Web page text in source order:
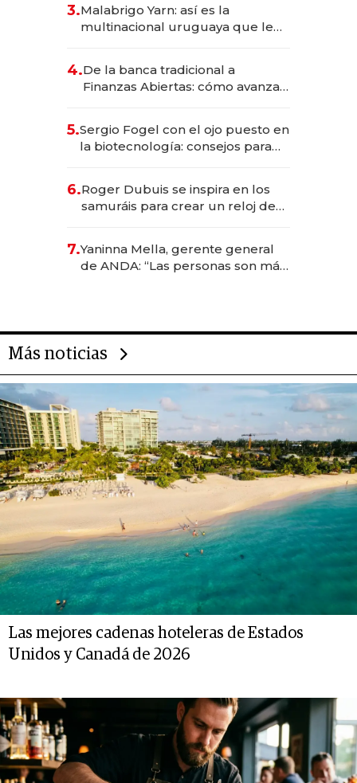
anticipación y prepara apertura
3.Malabrigo Yarn: así es la
multinacional uruguaya que le
4.De la banca tradicional a
Finanzas Abiertas: cómo avanza
5.Sergio Fogel con el ojo puesto en
la biotecnología: consejos para
6.Roger Dubuis se inspira en los
samuráis para crear un reloj de
7.Yaninna Mella, gerente general
de ANDA: “Las personas son más
Más noticias
Las mejores cadenas hoteleras de Estados
Unidos y Canadá de 2026